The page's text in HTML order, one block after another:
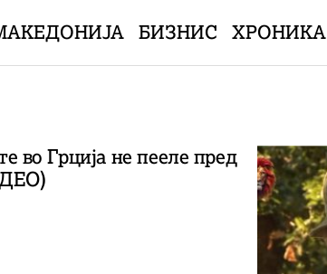
БИЗНИС ХРОНИКА
во Грција не пееле пред